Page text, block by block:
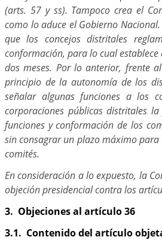
(arts. 57 y ss). Tampoco crea el
como lo aduce el Gobierno
que los concejos distritales
conformación, para lo cual
dos meses. Por lo anterior, frente
principio de la autonomía de los
señalar algunas funciones a los
corporaciones públicas distritales
funciones y conformación de los
sin consagrar un plazo máximo
comités.
En consideración a lo expuesto, la
objeción presidencial contra los
3. Objeciones al artículo 36
3.1. Contenido del artículo